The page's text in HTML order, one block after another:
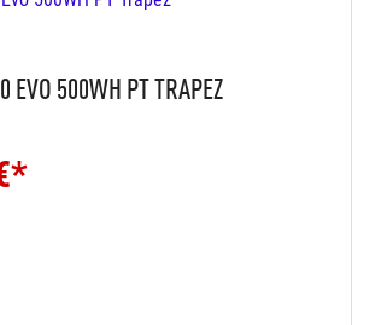
EVO 500WH PT TRAPEZ